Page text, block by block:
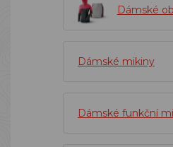
Dámské
Dámské mikiny
Dámské funkční